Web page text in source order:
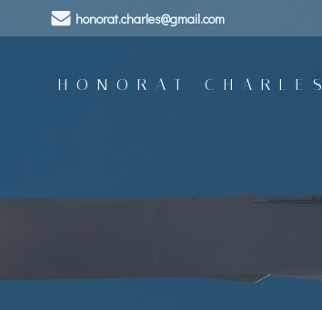
honorat.charles@gmail.com
HONORAT CHARLES